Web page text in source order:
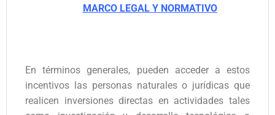
MARCO LEGAL Y NORMATIVO
En términos generales, pueden acceder a estos
incentivos las personas naturales o jurídicas que
realicen inversiones directas en actividades tales